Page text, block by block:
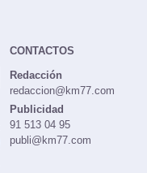
CONTACTOS
Redacción
redaccion@km77.com
Publicidad
91 513 04 95
publi@km77.com